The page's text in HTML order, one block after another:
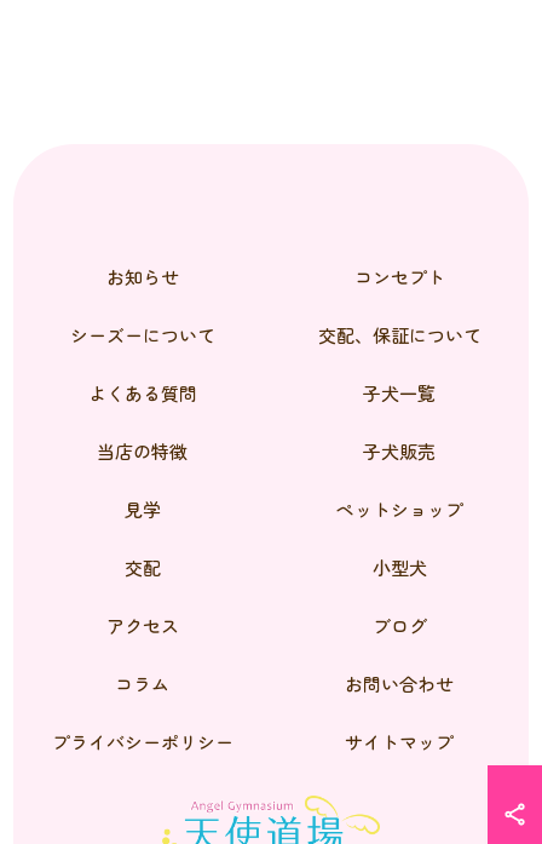
お知らせ コンセプト
シーズーについて 交配、保証について
よくある質問 子犬一覧
当店の特徴 子犬販売
見学 ペットショップ
交配 小型犬
アクセス ブログ
コラム お問い合わせ
プライバシーポリシー サイトマップ